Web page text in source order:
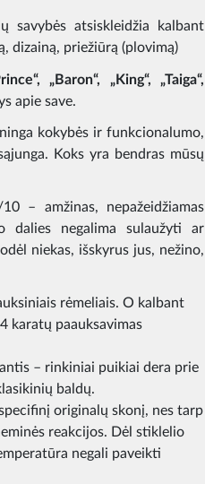
savybės atsiskleidžia kalbant
dizainą, priežiūrą (plovimą)
„Baron“, „King“, „Taiga“,
apie save.
kokybės ir funkcionalumo,
Koks yra bendras mūsų
– amžinas, nepažeidžiamas
dalies negalima sulaužyti ar
niekas, išskyrus jus, nežino,
rėmeliais. O kalbant
karatų paauksavimas
– rinkiniai puikiai dera prie
baldų.
originalų skonį, nes tarp
reakcijos. Dėl stiklelio
negali paveikti